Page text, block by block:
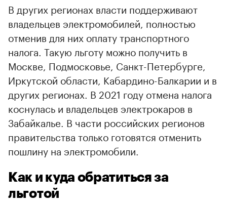
В других регионах власти поддерживают
владельцев электромобилей, полностью
отменив для них оплату транспортного
налога. Такую льготу можно получить в
Москве, Подмосковье, Санкт-Петербурге,
Иркутской области, Кабардино-Балкарии и в
других регионах. В 2021 году отмена налога
коснулась и владельцев электрокаров в
Забайкалье. В части российских регионов
правительства только готовятся отменить
пошлину на электромобили.
Как и куда обратиться за
льготой